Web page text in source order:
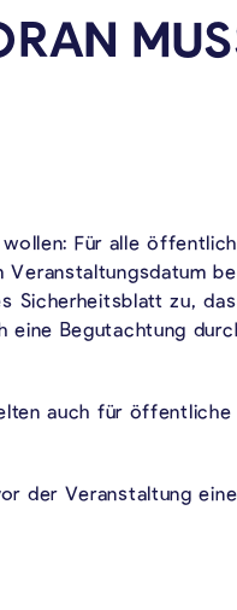
Für alle
Veranstaltungsdatum
Sicherheitsblatt zu,
eine Begutachtung
auch für
der Veranstaltung